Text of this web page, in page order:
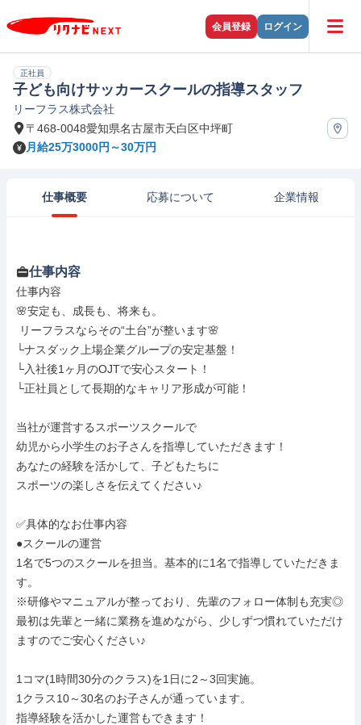
会員登録 ログイン
正社員
子ども向けサッカースクールの指導スタッフ
リーフラス株式会社
〒468-0048愛知県名古屋市天白区中坪町
月給25万3000円～30万円
仕事概要 応募について 企業情報
仕事内容
仕事内容
🌸安定も、成長も、将来も。
└ナスダック上場企業グループの安定基盤！
└入社後1ヶ月のOJTで安心スタート！
└正社員として長期的なキャリア形成が可能！
当社が運営するスポーツスクールで
幼児から小学生のお子さんを指導していただきます！
あなたの経験を活かして、子どもたちに
スポーツの楽しさを伝えてください♪
✅具体的なお仕事内容
●スクールの運営
1名で5つのスクールを担当。基本的に1名で指導していただきま
す。
※研修やマニュアルが整っており、先輩のフォロー体制も充実◎
最初は先輩と一緒に業務を進めながら、少しずつ慣れていただけ
ますのでご安心ください♪
1コマ(1時間30分のクラス)を1日に2～3回実施。
1クラス10～30名のお子さんが通っています。
指導経験を活かした運営もできます！